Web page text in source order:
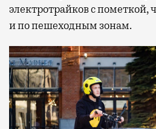
электротрайков с пометкой,
и по пешеходным зонам.